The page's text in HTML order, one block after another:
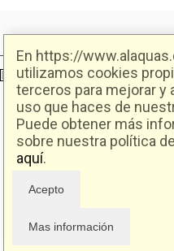
En https://
utilizamos cookies
terceros para mejorar y
uso que haces de
Puede obtener más
sobre nuestra política
aquí.
Ajuntament d'Alaquàs
Ajuntament
C/. Major 88.
Tel.: 96 151